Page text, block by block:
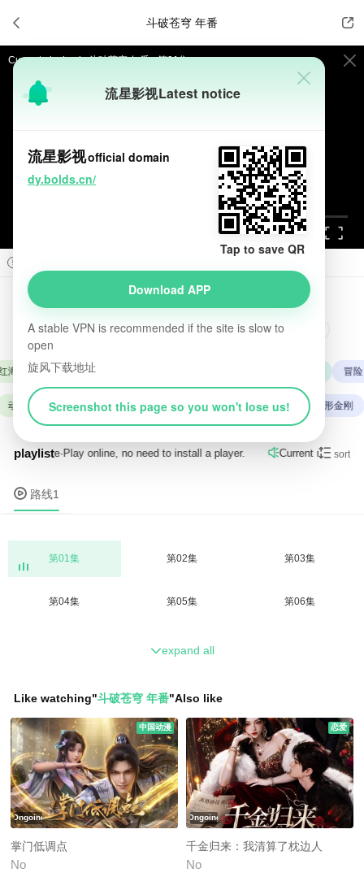
 斗破苍穹 年番 
流星影视Latest notice
流星影视official domain
dy.bolds.cn/
Tap to save QR
Download APP
A stable VPN is recommended if the site is slow to
open
旋风下载地址
Screenshot this page so you won't lose us!

Current playback:斗破苍穹 年番 - 第01集
提醒 不要轻易相信视频中的广告，谨防上当受骗!
视频载入速度跟网速有关，请耐心等待几秒钟。
斗破苍穹 年番 introduction 
3.0 2022 中国大陆 动画 奇幻 冒险 中国动漫
行动 动画 变形金刚 冒险
动画 奇幻 战狼 复仇者联盟 红海行动 冒险 变形金刚
playlist
线1provide·Play online, no need to install a player. Current resource
 sort
路线1
第01集 第02集 第03集
第04集 第05集 第06集
expand all
Like watching"斗破苍穹 年番"Also like
中国动漫
Ongoing
掌门低调点
No
恋爱
Ongoing
千金归来：我清算了枕边人
No